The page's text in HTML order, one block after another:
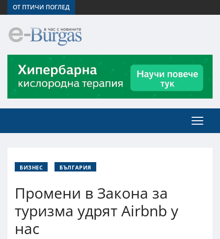
ОТ ПТИЧИ ПОГЛЕД
БИЗНЕС БЪЛГАРИЯ
Промени в Закона за
туризма удрят Airbnb у
нас